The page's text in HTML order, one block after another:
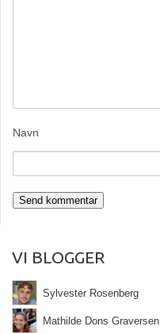
Navn
VI BLOGGER
Sylvester Rosenberg
Mathilde Dons Graversen